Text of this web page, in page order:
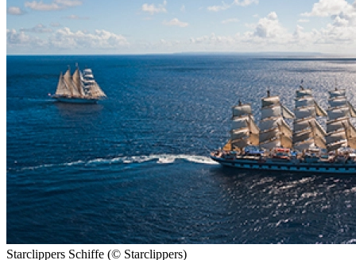
Starclippers Schiffe (© Starclippers)